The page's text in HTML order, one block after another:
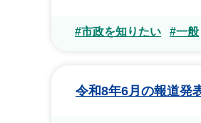
#市政を知りたい #一般
令和8年6月の報道発